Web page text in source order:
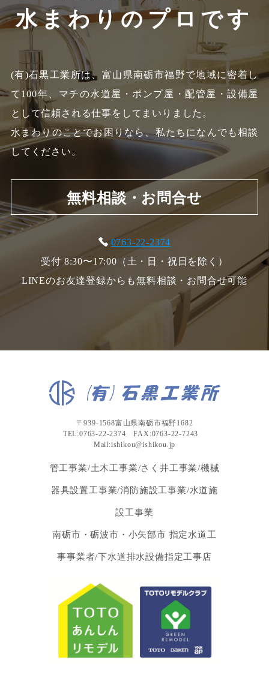
水まわりのプロです
(有)石黒工業所は、富山県南砺市福野で地域に密着し
て100年、 マチの水道屋・ポンプ屋・配管屋・設備屋
として信頼される仕事をしてまいりました。
水まわりのことでお困りなら、私たちになんでも相談
してください。
無料相談・お問合せ
0763-22-2374
受付 8:30〜17:00（土・日・祝日を除く）
LINEのお友達登録からも無料相談・お問合せ可能
〒939-1568富山県南砺市福野1682
TEL:0763-22-2374 FAX:0763-22-7243
Mail:ishikou@ishikou.jp
管工事業/土木工事業/さく井工事業/機械
器具設置工事業/消防施設工事業/水道施
設工事業
南砺市・砺波市・小矢部市 指定水道工
事事業者/下水道排水設備指定工事店